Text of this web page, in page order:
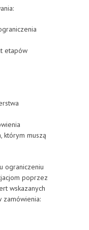
etapów
którym muszą
ograniczeniu
poprzez
wskazanych
zamówienia: